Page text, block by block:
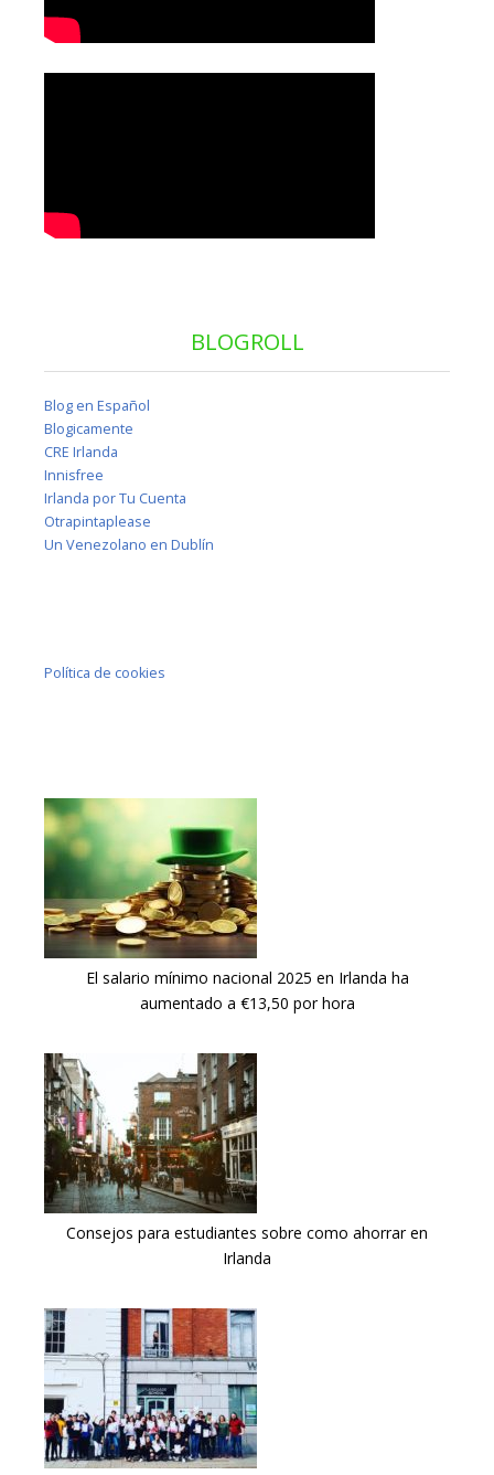
BLOGROLL
Blog en Español
Blogicamente
CRE Irlanda
Innisfree
Irlanda por Tu Cuenta
Otrapintaplease
Un Venezolano en Dublín
Política de cookies
El salario mínimo nacional 2025 en Irlanda ha
aumentado a €13,50 por hora
Consejos para estudiantes sobre como ahorrar en
Irlanda